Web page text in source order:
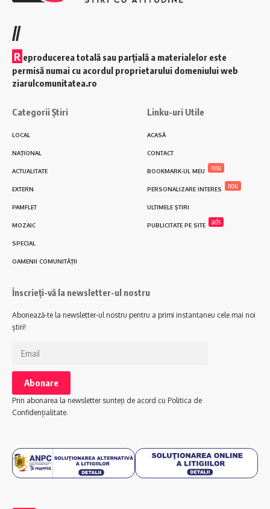
//
R eproducerea totală sau parțială a materialelor este
permisă numai cu acordul proprietarului domeniului web
ziarulcomunitatea.ro
Categorii Știri
LOCAL
NAȚIONAL
ACTUALITATE
EXTERN
PAMFLET
MOZAIC
SPECIAL
OAMENII COMUNITĂȚII
Linku-uri Utile
ACASĂ
CONTACT
BOOKMARK-UL MEU nou
PERSONALIZARE INTERES nou
ULTIMELE ȘTIRI
PUBLICITATE PE SITE ads
Înscrieți-vă la newsletter-ul nostru
Abonează-te la newsletter-ul nostru pentru a primi instantaneu cele mai noi
știri!
Prin abonarea la newsletter sunteți de acord cu Politica de
Confidențialitate.